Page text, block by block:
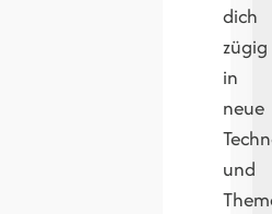
dich
zügig
in
neue
und